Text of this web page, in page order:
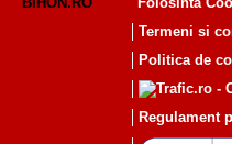
Termeni si
Politica de
Regulament